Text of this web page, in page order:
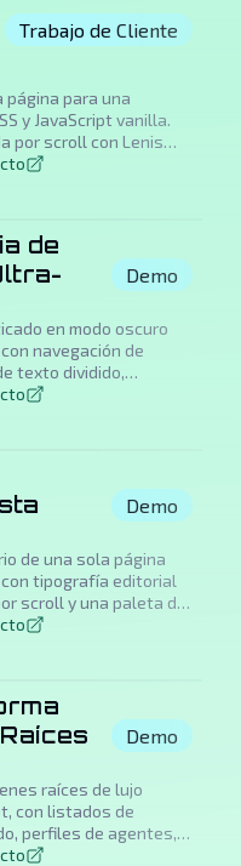
Trabajo de Cliente
para una
y JavaScript vanilla.
por scroll con Lenis
overlays de grano de
marca cinematográfica
de
Demo
en modo oscuro
navegación de
texto dividido,
ultra-premium
Demo
de una sola página
con tipografía editorial
scroll y una paleta de
clientes de
Demo
raíces de lujo
con listados de
perfiles de agentes,
de hipotecas,